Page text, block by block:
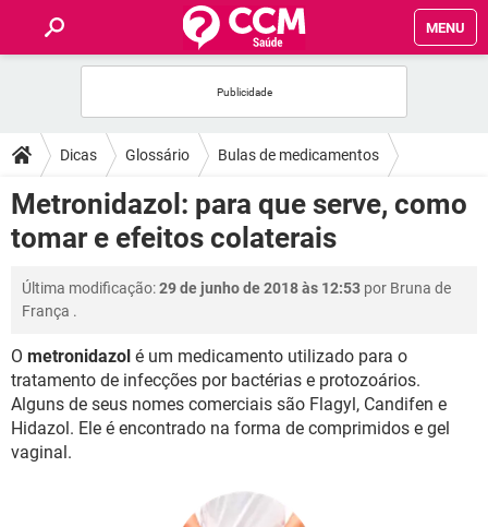
MENU
FÓRUM
SAÚDE
FAMÍLIA
NUTRIÇÃO
BEM-ESTAR
SEXUALIDADE
Dicas Glossário Bulas de medicamentos
Metronidazol: para que serve, como
tomar e efeitos colaterais
Última modificação:29 de junho de 2018 às 12:53 por Bruna de
França .
O metronidazol é um medicamento utilizado para o
tratamento de infecções por bactérias e protozoários.
Alguns de seus nomes comerciais são Flagyl, Candifen e
Hidazol. Ele é encontrado na forma de comprimidos e gel
vaginal.